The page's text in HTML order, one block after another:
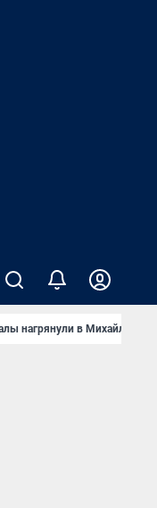
нагрянули в Михайлов